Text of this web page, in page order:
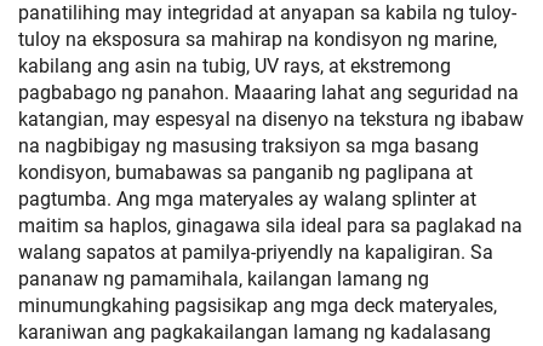
panatilihing may integridad at anyapan sa kabila ng tuloy-
tuloy na eksposura sa mahirap na kondisyon ng marine,
kabilang ang asin na tubig, UV rays, at ekstremong
pagbabago ng panahon. Maaaring lahat ang seguridad na
katangian, may espesyal na disenyo na tekstura ng ibabaw
na nagbibigay ng masusing traksiyon sa mga basang
kondisyon, bumabawas sa panganib ng paglipana at
pagtumba. Ang mga materyales ay walang splinter at
maitim sa haplos, ginagawa sila ideal para sa paglakad na
walang sapatos at pamilya-priyendly na kapaligiran. Sa
pananaw ng pamamihala, kailangan lamang ng
minumungkahing pagsisikap ang mga deck materyales,
karaniwan ang pagkakailangan lamang ng kadalasang